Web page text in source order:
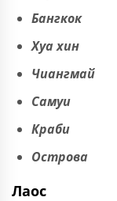
Бангкок
Хуа хин
Чиангмай
Самуи
Краби
Острова
Лаос